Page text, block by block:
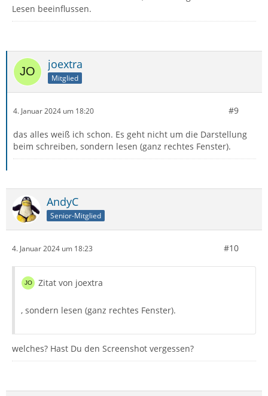
Lesen beeinflussen.
joextra
Mitglied
4. Januar 2024 um 18:20 #9
das alles weiß ich schon. Es geht nicht um die Darstellung
beim schreiben, sondern lesen (ganz rechtes Fenster).
AndyC
Senior-Mitglied
4. Januar 2024 um 18:23 #10
Zitat von joextra
, sondern lesen (ganz rechtes Fenster).
welches? Hast Du den Screenshot vergessen?